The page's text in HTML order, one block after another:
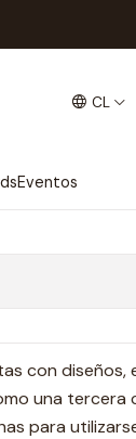
CL
Eventos
con diseños,
una tercera
para